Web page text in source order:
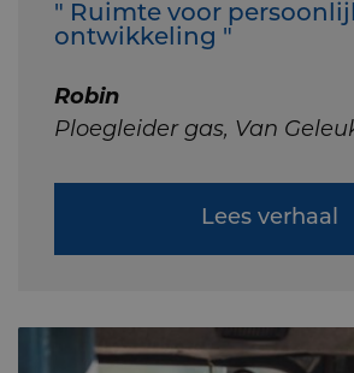
" Ruimte voor
ontwikkeling "
Robin
Ploegleider gas, Van
Lees verhaal